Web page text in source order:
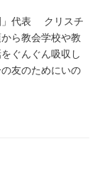
」代表 クリスチ
ら教会学校や教
ぐんぐん吸収し
友のためにいの